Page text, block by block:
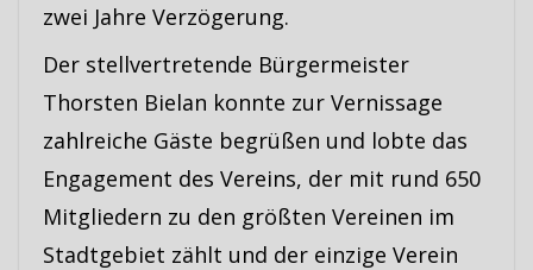
zwei Jahre Verzögerung.
Der stellvertretende Bürgermeister
Thorsten Bielan konnte zur Vernissage
zahlreiche Gäste begrüßen und lobte das
Engagement des Vereins, der mit rund 650
Mitgliedern zu den größten Vereinen im
Stadtgebiet zählt und der einzige Verein